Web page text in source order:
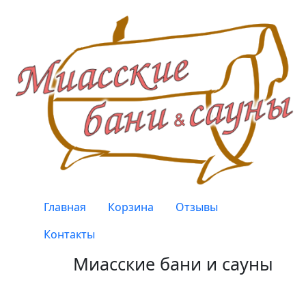
Верхнее меню
Главная Корзина
Отзывы
Контакты
Миасские бани и сауны